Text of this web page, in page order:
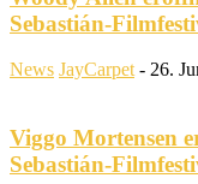
Sebastián-
News JayCarpet - 26.
Viggo Mortensen
Sebastián-